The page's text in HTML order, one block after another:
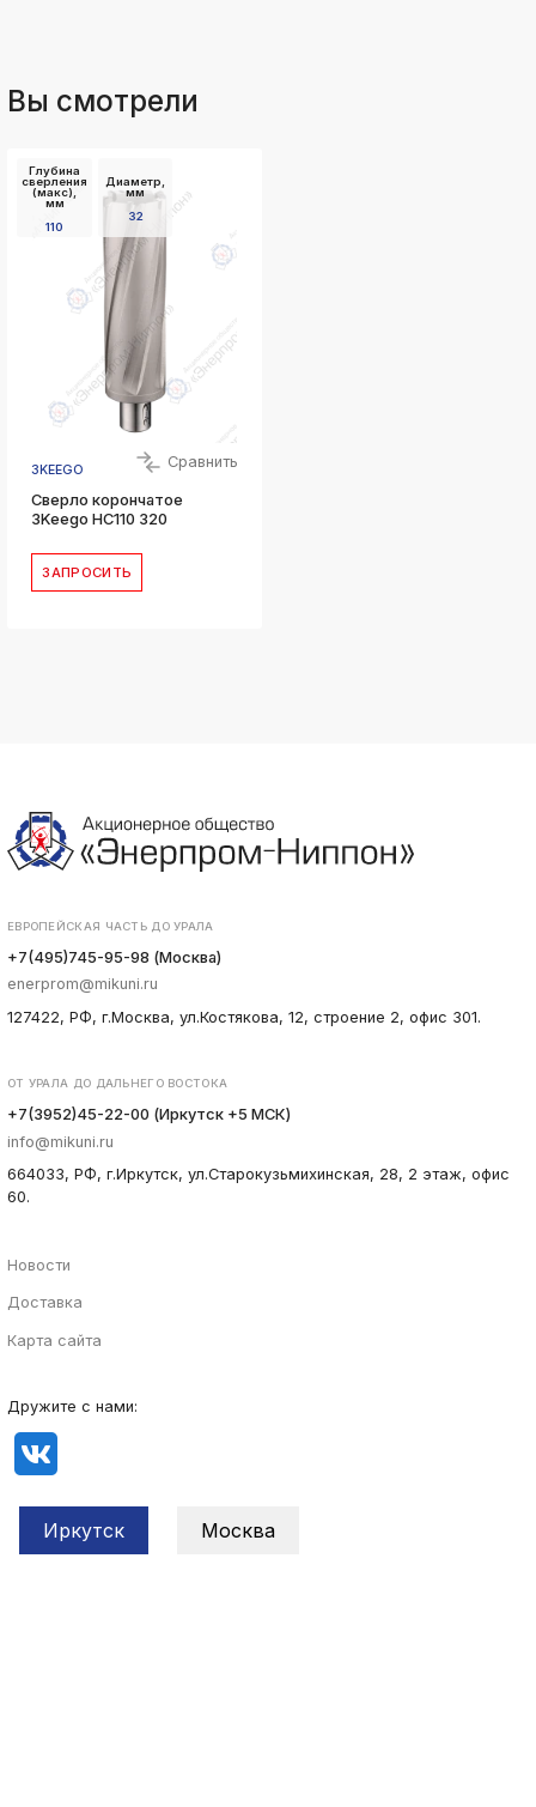
Вы смотрели
Глубина
сверления
(макс),
мм
110
Диаметр,
мм
32
3KEEGO Сравнить
Сверло корончатое
3Keego HC110 320
ЗАПРОСИТЬ
ЕВРОПЕЙСКАЯ ЧАСТЬ ДО УРАЛА
+7(495)745-95-98 (Москва)
enerprom@mikuni.ru
127422, РФ, г.Москва, ул.Костякова, 12, строение 2, офис 301.
ОТ УРАЛА ДО ДАЛЬНЕГО ВОСТОКА
+7(3952)45-22-00 (Иркутск +5 МСК)
info@mikuni.ru
664033, РФ, г.Иркутск, ул.Старокузьмихинская, 28, 2 этаж, офис
60.
Новости
Доставка
Карта сайта
Дружите с нами:
Иркутск Москва